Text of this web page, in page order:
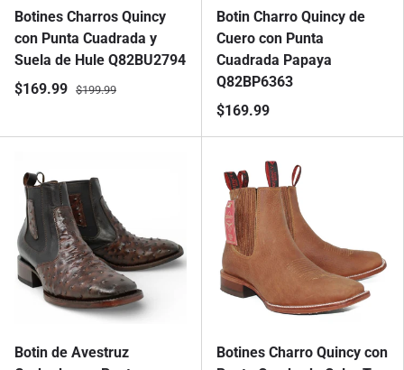
Botines Charros Quincy
con Punta Cuadrada y
Suela de Hule Q82BU2794
$169.99 $199.99
Botin Charro Quincy de
Cuero con Punta
Cuadrada Papaya
Q82BP6363
$169.99
Botin de Avestruz
Botines Charro Quincy con